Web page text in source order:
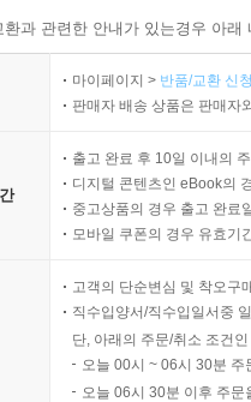
과 관련한 안내가 있는경우 아
마이페이지 > 반품/교환 신
판매자 배송 상품은 판매자
출고 완료 후 10일 이내의
디지털 콘텐츠인 eBook의
중고상품의 경우 출고 완료
모바일 쿠폰의 경우 유효기
고객의 단순변심 및 착오구
직수입양서/직수입일서중
단, 아래의 주문/취소 조건
오늘 00시 ~ 06시 30분
오늘 06시 30분 이후 주